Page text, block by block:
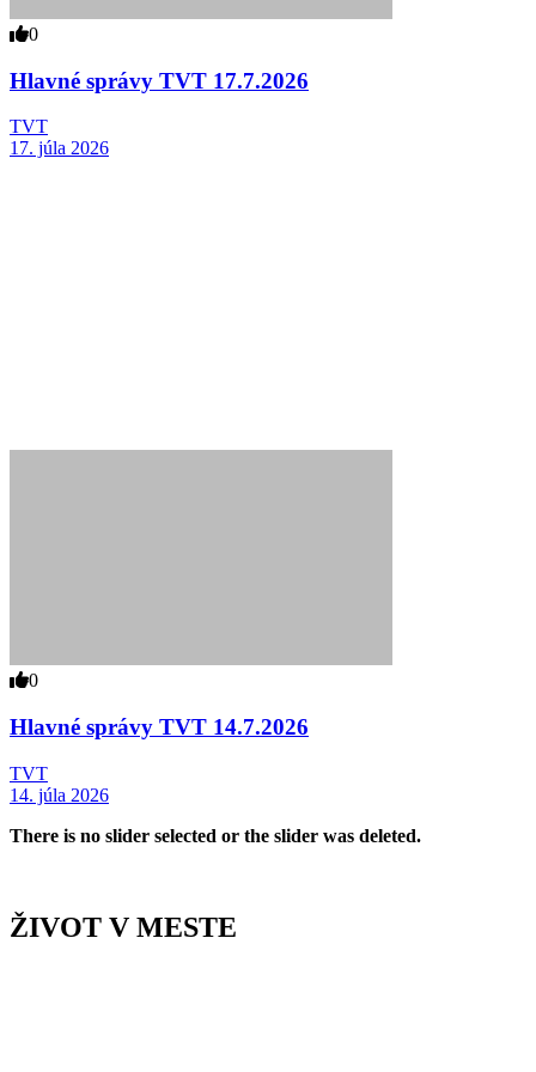
0
Hlavné správy TVT 17.7.2026
TVT
17. júla 2026
0
Hlavné správy TVT 14.7.2026
TVT
14. júla 2026
There is no slider selected or the slider was deleted.
ŽIVOT V MESTE